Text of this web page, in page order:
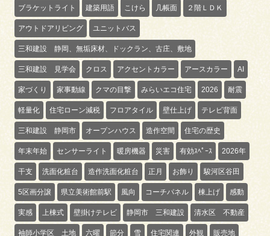
ブラケットライト 建築用語 こけら 几帳面 ２階ＬＤＫ
アウトドアリビング ユニットバス
三和建設 静岡、無垢床材、ドックラン、古庄、敷地
三和建設 見学会 クロス アクセントカラー アースカラー AI
家づくり 家事動線 クマの目撃 みらいエコ住宅 2026 耐震
軽量化 住宅ローン減税 フロアタイル 壁仕上げ テレビ背面
三和建設 静岡市 オープンハウス 造作空間 住宅の歴史
年末年始 センサーライト 暖房機器 災害 有効ｽﾍﾟｰｽ 2026年
干支 洗面化粧台 造作洗面化粧台 正月 お飾り 駿河区谷田
5区画分譲 県立美術館前駅 風向 コーチパネル 棟上げ 感動
実感 上棟式 壁掛けテレビ 静岡市 三和建設 清水区 不動産
袖師小学区 土地 六曜 節分 雪 住宅関連 外観 販売地